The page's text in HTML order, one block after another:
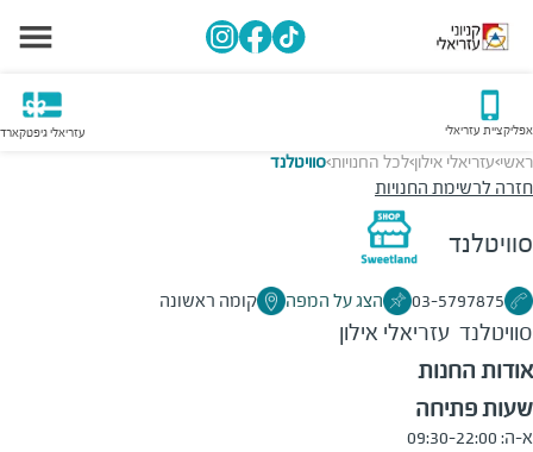
אפליקציית עזריאלי עזריאלי גיפטקארד
ראשי>עזריאלי אילון>לכל החנויות>סוויטלנד
חזרה לרשימת החנויות
סוויטלנד
03-5797875 הצג על המפה קומה ראשונה
סוויטלנד עזריאלי אילון
אודות החנות
שעות פתיחה